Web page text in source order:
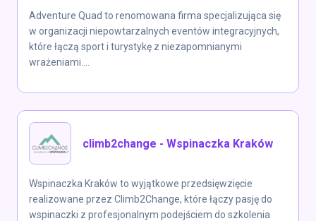
Adventure Quad to renomowana firma specjalizująca się
w organizacji niepowtarzalnych eventów integracyjnych,
które łączą sport i turystykę z niezapomnianymi
wrażeniami....
climb2change - Wspinaczka Kraków
Wspinaczka Kraków to wyjątkowe przedsięwzięcie
realizowane przez Climb2Change, które łączy pasję do
wspinaczki z profesjonalnym podejściem do szkolenia